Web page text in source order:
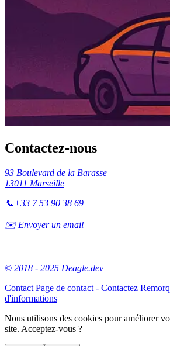
Contactez-nous
93 Boulevard de la Barasse
13011 Marseille
📞+33 7 53 90 38 69
✉️ Envoyer un email
© 2018 - 2025 Deagle.dev
Contact Page de contact - Contactez
d'informations
Nous utilisons des cookies pour améliorer
site. Acceptez-vous ?